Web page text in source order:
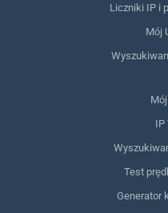
Liczniki IP i
Mój
IP
Test
Generator